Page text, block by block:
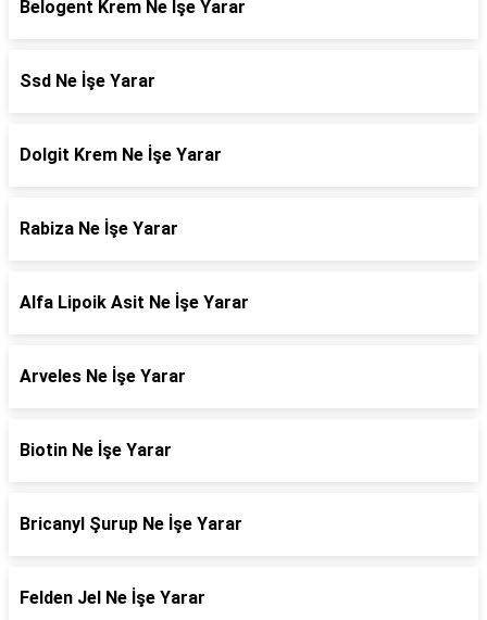
Belogent Krem Ne İşe Yarar
Ssd Ne İşe Yarar
Dolgit Krem Ne İşe Yarar
Rabiza Ne İşe Yarar
Alfa Lipoik Asit Ne İşe Yarar
Arveles Ne İşe Yarar
Biotin Ne İşe Yarar
Bricanyl Şurup Ne İşe Yarar
Felden Jel Ne İşe Yarar